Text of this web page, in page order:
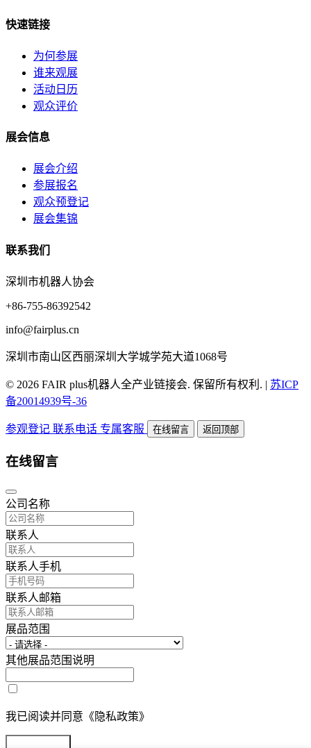
快速链接
为何参展
谁来观展
活动日历
观众评价
展会信息
展会介绍
参展报名
观众预登记
展会集锦
联系我们
深圳市机器人协会
+86-755-86392542
info@fairplus.cn
深圳市南山区西丽深圳大学城学苑大道1068号
© 2026 FAIR plus机器人全产业链接会. 保留所有权利. | 苏ICP
备20014939号-36
参观登记 联系电话 专属客服 在线留言 返回顶部
在线留言
公司名称
联系人
联系人手机
联系人邮箱
展品范围
其他展品范围说明
我已阅读并同意《隐私政策》